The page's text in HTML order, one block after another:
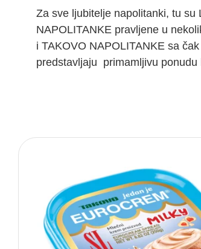
Za sve ljubitelje napolitanki, tu su
NAPOLITANKE pravljene u
i TAKOVO NAPOLITANKE sa
predstavljaju primamljivu ponudu